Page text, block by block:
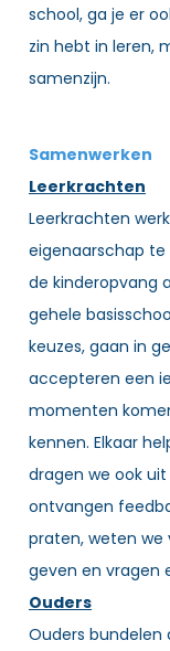
school, ga je er
zin hebt in leren,
samenzijn.
Samenwerken
Leerkrachten
Leerkrachten
eigenaarschap
de kinderopvang
gehele
keuzes, gaan in
accepteren een
momenten
kennen. Elkaar
dragen we ook
ontvangen
praten, weten we
geven en vragen
Ouders
Ouders